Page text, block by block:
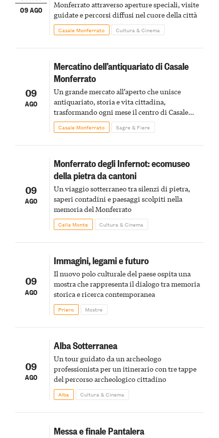
09 AGO
Monferrato attraverso aperture speciali, visite
guidate e percorsi diffusi nel cuore della città
Casale Monferrato Cultura & Cinema
09
AGO
Mercatino dell’antiquariato di Casale
Monferrato
Un grande mercato all’aperto che unisce
antiquariato, storia e vita cittadina,
trasformando ogni mese il centro di Casale
Monferrato in un luogo di scoperta e racconto
Casale Monferrato Sagre & Fiere
09
AGO
Monferrato degli Infernot: ecomuseo
della pietra da cantoni
Un viaggio sotterraneo tra silenzi di pietra,
saperi contadini e paesaggi scolpiti nella
memoria del Monferrato
Cella Monte Cultura & Cinema
09
AGO
Immagini, legami e futuro
Il nuovo polo culturale del paese ospita una
mostra che rappresenta il dialogo tra memoria
storica e ricerca contemporanea
Priero Mostre
09
AGO
Alba Sotterranea
Un tour guidato da un archeologo
professionista per un itinerario con tre tappe
del percorso archeologico cittadino
Alba Cultura & Cinema
Messa e finale Pantalera